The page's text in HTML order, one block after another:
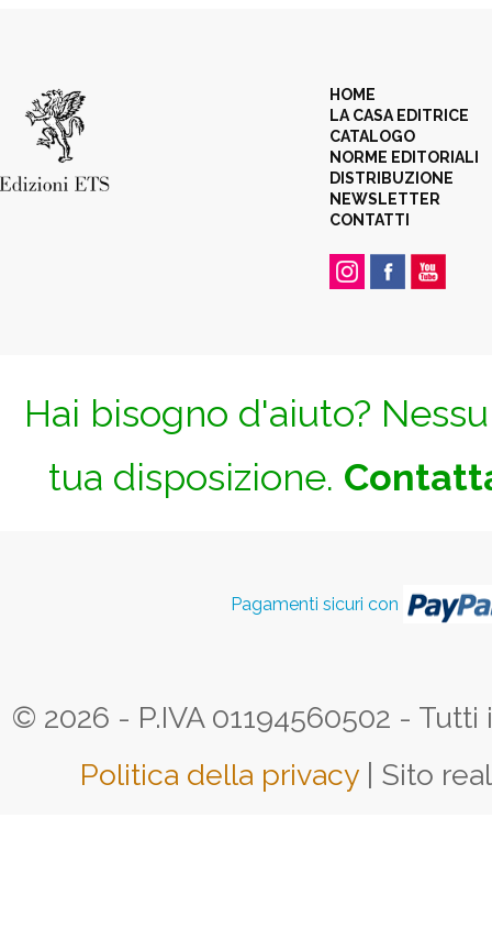
HOME
LA CASA EDITRICE
CATALOGO
NORME EDITORIALI
DISTRIBUZIONE
NEWSLETTER
CONTATTI
Hai bisogno d'aiuto?
tua disposizione.
Pagamenti sicuri con
© 2026 - P.IVA 01194560502 -
Politica della privacy | Sito